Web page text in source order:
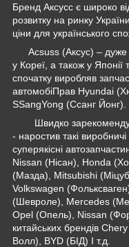
Бренд Аксусс є широко
розвитку на ринку
ціни для українського
Acsuss (Аксус) – дуже
у Кореї, а також у Японії
спочатку виробляв
автомобіПрав Hyundai
SSangYong (Ссанг Йонг).
Швидко
- наростив такі
суперякісні
Nissan (Нісан), Honda
(Мазда), Mitsubishi
Volkswagen
(Шевроле), Mercedes
Opel (Опель), Nissan
китайських брендів
Волл), BYD (БІД) І т.д.